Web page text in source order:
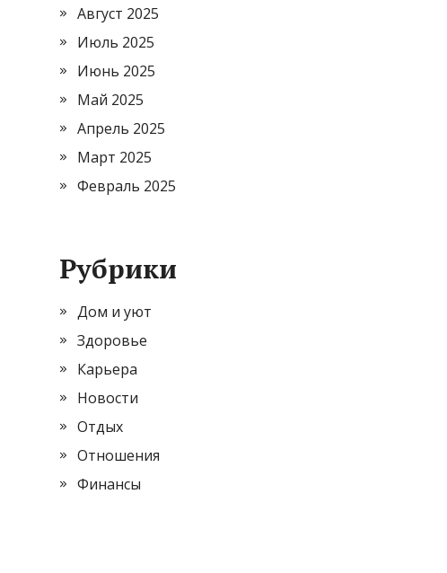
Август 2025
Июль 2025
Июнь 2025
Май 2025
Апрель 2025
Март 2025
Февраль 2025
Рубрики
Дом и уют
Здоровье
Карьера
Новости
Отдых
Отношения
Финансы